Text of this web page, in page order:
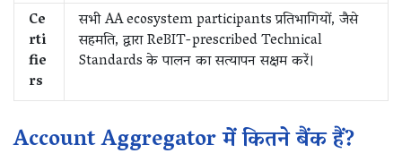
Ce
rti
fie
rs
सभी AA ecosystem participants प्रतिभागियों, जैसे
सहमति, द्वारा ReBIT-prescribed Technical
Standards के पालन का सत्यापन सक्षम करें।
Account Aggregator में कितने बैंक हैं?